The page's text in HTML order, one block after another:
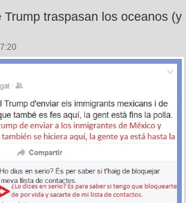
traspasan los oceanos (y